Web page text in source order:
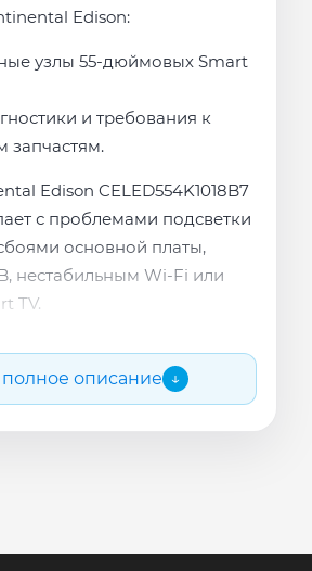
Edison:
узлы 55-дюймовых Smart
и требования к
запчастям.
Edison CELED554K1018B7
с проблемами подсветки
основной платы,
нестабильным Wi-Fi или
TV.
неисправность на
платы и объясняют
словами.
стоимости мастер
полное описание ↓